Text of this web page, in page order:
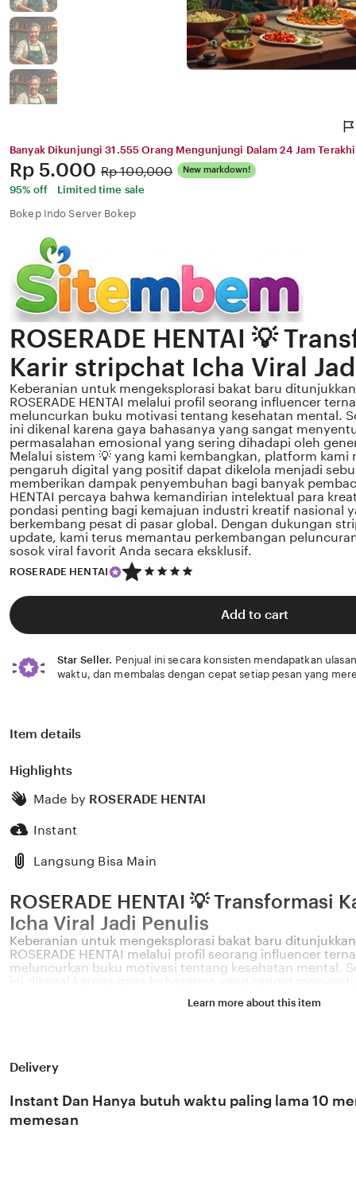
Banyak Dikunjungi 31.555 Orang Mengunjungi Dalam 24 Jam
Price:
Rp 5.000 Original
Price:
Rp 100,000 New markdown!
95% off
Limited time sale
Bokep Indo Server Bokep
ROSERADE HENTAI 💡
Karir stripchat Icha Viral
Keberanian untuk mengeksplorasi bakat baru
ROSERADE HENTAI melalui profil seorang influencer
meluncurkan buku motivasi tentang kesehatan mental.
ini dikenal karena gaya bahasanya yang sangat
permasalahan emosional yang sering dihadapi oleh
Melalui sistem 💡 yang kami kembangkan, platform kami
pengaruh digital yang positif dapat dikelola menjadi
memberikan dampak penyembuhan bagi banyak
HENTAI percaya bahwa kemandirian intelektual para
pondasi penting bagi kemajuan industri kreatif nasional
berkembang pesat di pasar global. Dengan dukungan
update, kami terus memantau perkembangan
sosok viral favorit Anda secara eksklusif.
ROSERADE HENTAI
5
out
of
Add to cart
Star Seller. Penjual ini secara konsisten mendapatkan
waktu, dan membalas dengan cepat setiap pesan yang
Item details
Highlights
Made by ROSERADE HENTAI
Instant
Langsung Bisa Main
ROSERADE HENTAI 💡 Transformasi
Icha Viral Jadi Penulis
Keberanian untuk mengeksplorasi bakat baru
ROSERADE HENTAI melalui profil seorang influencer
meluncurkan buku motivasi tentang kesehatan mental.
Melalui sistem 💡 yang kami kembangkan, platform
pondasi penting bagi kemajuan industri kreatif nasional
berkembang pesat di pasar global. Dengan dukungan
sosok viral favorit Anda secara eksklusif.
Learn more about this item
Delivery
Instant Dan Hanya butuh waktu paling lama 10
memesan